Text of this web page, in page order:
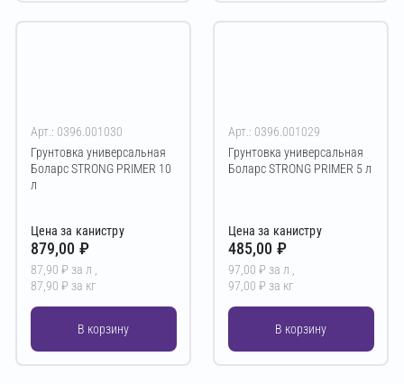
Арт.: 0396.001030
Грунтовка универсальная
Боларс STRONG PRIMER 10
л
Цена за канистру
879,00 ₽
87,90 ₽ за л ,
87,90 ₽ за кг
В корзину
Арт.: 0396.001029
Грунтовка универсальная
Боларс STRONG PRIMER 5 л
Цена за канистру
485,00 ₽
97,00 ₽ за л ,
97,00 ₽ за кг
В корзину